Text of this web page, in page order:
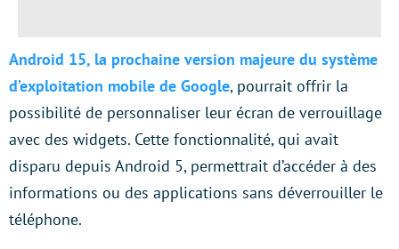
Android 15, la prochaine version majeure du système
d’exploitation mobile de Google, pourrait offrir la
possibilité de personnaliser leur écran de verrouillage
avec des widgets. Cette fonctionnalité, qui avait
disparu depuis Android 5, permettrait d’accéder à des
informations ou des applications sans déverrouiller le
téléphone.